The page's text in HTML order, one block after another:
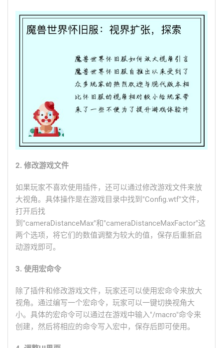
2. 修改游戏文件
如果玩家不喜欢使用插件，还可以通过修改游戏文件来放
大视角。具体操作是在游戏目录中找到"Config.wtf"文件，
打开后找
到"cameraDistanceMax"和"cameraDistanceMaxFactor"这
两个选项，将它们的数值调整为较大的值，保存后重新启
动游戏即可。
3. 使用宏命令
除了插件和修改游戏文件，玩家还可以使用宏命令来放大
视角。通过编写一个宏命令，玩家可以一键切换视角大
小。具体的宏命令可以通过在游戏中输入"/macro"命令来
创建，然后将相应的命令写入宏中，保存后即可使用。